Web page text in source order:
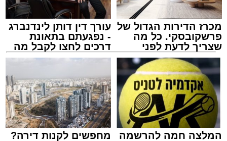
מכרז הדירות הגדול של
פרשקובסקי. כל מה
שצריך לדעת לפני
שמגישים הצעה לדירה
באשדוד
עורך דין דותן לינדנברג
- נפגעתם בתאונת
דרכים לחצו לקבל מה
שמגיע לכם
המלצה חמה להרשמה
מחפשים לקנות דירה?